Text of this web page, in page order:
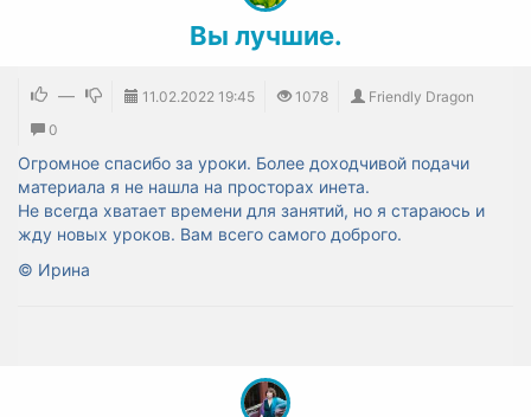
Вы лучшие.
— 11.02.2022 19:45 1078
Friendly Dragon
0
Огромное спасибо за уроки. Более доходчивой подачи
материала я не нашла на просторах инета.
Не всегда хватает времени для занятий, но я стараюсь и
жду новых уроков. Вам всего самого доброго.
© Ирина